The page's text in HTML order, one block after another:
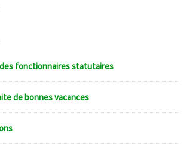
des fonctionnaires statutaires
de bonnes vacances